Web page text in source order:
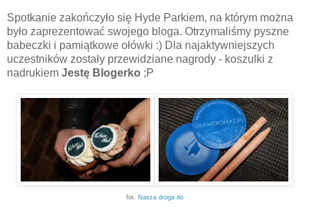
Spotkanie zakończyło się Hyde Parkiem, na którym można
było zaprezentować swojego bloga. Otrzymaliśmy pyszne
babeczki i pamiątkowe ołówki :) Dla najaktywniejszych
uczestników zostały przewidziane nagrody - koszulki z
nadrukiem Jestę Blogerko ;P
fot. Nasza droga do